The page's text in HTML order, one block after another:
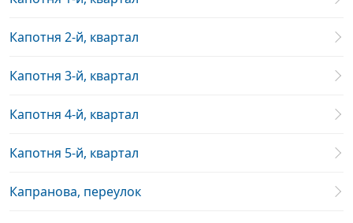
Капотня 2-й, квартал
Капотня 3-й, квартал
Капотня 4-й, квартал
Капотня 5-й, квартал
Капранова, переулок